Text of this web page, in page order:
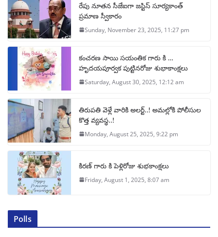
రేపు నూతన సీజేఐగా జస్టిస్ సూర్యకాంత్
ప్రమాణ స్వీకారం
Sunday, November 23, 2025, 11:27 pm
కంచరణ సాయి సయంతిక గారు కి …
హృదయపూర్వక పుట్టినరోజు శుభాకాంక్షలు
Saturday, August 30, 2025, 12:12 am
తిరుపతి వెళ్లే వారికి అలర్ట్..! అమల్లోకి పోలీసుల
కొత్త వ్యవస్థ..!
Monday, August 25, 2025, 9:22 pm
కిరణ్ గారు కి పెళ్లిరోజు శుభకాంక్షలు
Friday, August 1, 2025, 8:07 am
Polls